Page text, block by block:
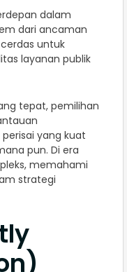
dalam
dari ancaman
untuk
layanan publik
tepat, pemilihan
yang kuat
pun. Di era
memahami
strategi